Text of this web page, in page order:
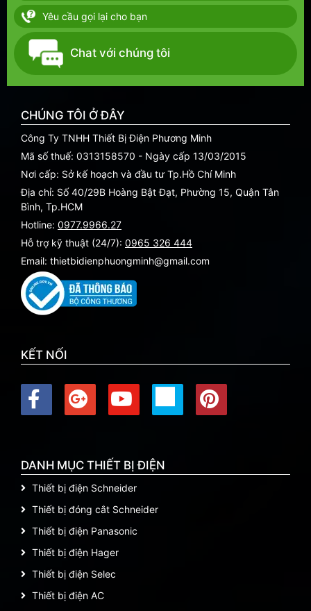
Yêu cầu gọi lại cho bạn
Chat với chúng tôi
CHÚNG TÔI Ở ĐÂY
Công Ty TNHH Thiết Bị Điện Phương Minh
Mã số thuế: 0313158570 - Ngày cấp 13/03/2015
Nơi cấp: Sở kế hoạch và đầu tư Tp.Hồ Chí Minh
Địa chỉ: Số 40/29B Hoàng Bật Đạt, Phường 15, Quận Tân
Bình, Tp.HCM
Hotline: 0977.9966.27
Hỗ trợ kỹ thuật (24/7): 0965 326 444
Email: thietbidienphuongminh@gmail.com
KẾT NỐI
DANH MỤC THIẾT BỊ ĐIỆN
Thiết bị điện Schneider
Thiết bị đóng cắt Schneider
Thiết bị điện Panasonic
Thiết bị điện Hager
Thiết bị điện Selec
Thiết bị điện AC